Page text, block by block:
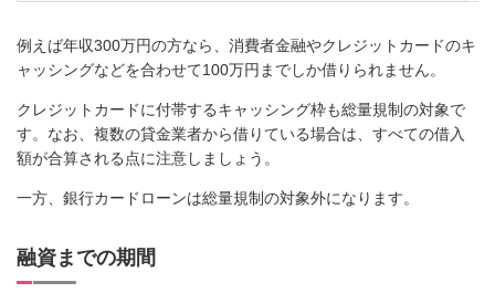
例えば年収300万円の方なら、消費者金融やクレジットカードのキ
ャッシングなどを合わせて100万円までしか借りられません。
クレジットカードに付帯するキャッシング枠も総量規制の対象で
す。なお、複数の貸金業者から借りている場合は、すべての借入
額が合算される点に注意しましょう。
一方、銀行カードローンは総量規制の対象外になります。
融資までの期間